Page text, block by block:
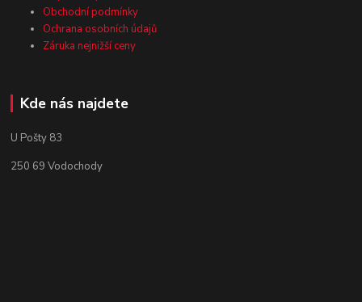
Obchodní podmínky
Ochrana osobních údajů
Záruka nejnižší ceny
Kde nás najdete
U Pošty 83
250 69 Vodochody